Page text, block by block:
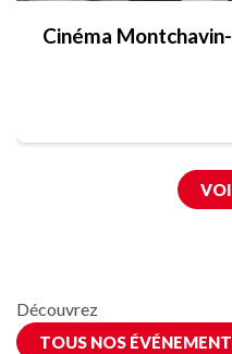
Cinéma
Découvrez
TOUS NOS